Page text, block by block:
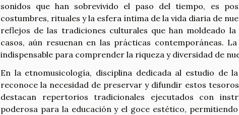
sonidos que han sobrevivido el paso del tiempo, es
costumbres, rituales y la esfera íntima de la vida diaria de
reflejos de las tradiciones culturales que han moldeado
casos, aún resuenan en las prácticas contemporáneas.
indispensable para comprender la riqueza y diversidad de
En la etnomusicología, disciplina dedicada al estudio de
reconoce la necesidad de preservar y difundir estos
destacan repertorios tradicionales ejecutados con
poderosa para la educación y el goce estético,